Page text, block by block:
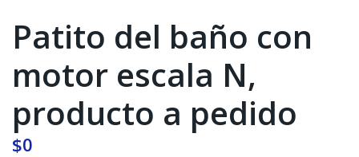
Patito del baño con
motor escala N,
producto a pedido
$0